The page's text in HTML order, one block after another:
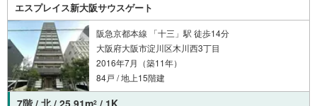
エスプレイス新大阪サウスゲート
阪急京都本線 「十三」駅 徒歩14分
大阪府大阪市淀川区木川西3丁目
2016年7月（築11年）
84戸 / 地上15階建
7階 / 北 / 25.91m2 / 1K